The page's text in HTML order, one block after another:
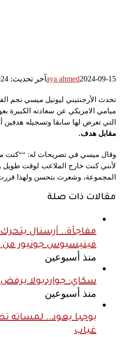
aya ahmed2024-09-15 آخر تحديث: 2024-09-15
تحدث الأرجنتيني ليونيل ميسي نجم
ميامي الامريكي عن سعادته الكبيرة
التي تعرض لها سابقا وتسجيله هدفين
مقابل هدف.
وقال ميسي في تصريحات له: ““كنت
لأنني كنت خارج الملاعب لوقت طويل
المجموعة، وشعرت بتحسن ولهذا
مقالات ذات صلة
مفاجأة.. أرسنال
فينيسيوس جونيور من
منذ أسبوعين
سكاي: جوارديولا
منذ أسبوعين
بوجبا يعود.. لمساته
غياب